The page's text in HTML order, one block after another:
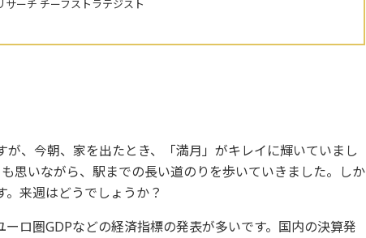
ーチ チーフストラテジスト
、今朝、家を出たとき、「満月」がキレイに輝いていまし
思いながら、駅までの長い道のりを歩いていきました。しか
。来週はどうでしょうか？
ロ圏GDPなどの経済指標の発表が多いです。国内の決算発